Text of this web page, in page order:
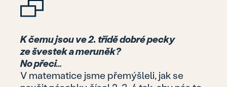
K čemu jsou ve 2. třídě dobré pecky
ze švestek a meruněk?
No přeci…
V matematice jsme přemýšleli, jak se